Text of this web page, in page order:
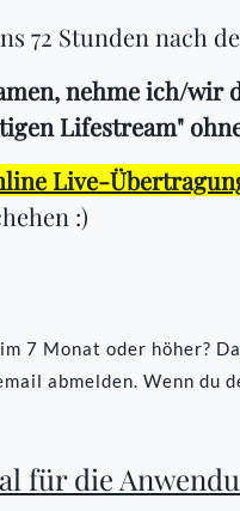
72 Stunden nach
nehme ich/wir
Lifestream"
Live-
:)
7 Monat oder höher?
abmelden. Wenn du
für die